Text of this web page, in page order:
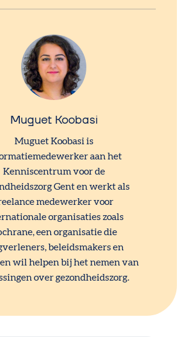
Muguet Koobasi
Muguet Koobasi is
aan het
Kenniscentrum voor de
Gent en werkt als
medewerker voor
organisaties zoals
een organisatie die
beleidsmakers en
wil helpen bij het nemen van
over gezondheidszorg.